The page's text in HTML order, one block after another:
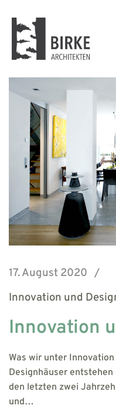
17. August 2020
Innovation und
Innovation
Was wir unter
Designhäuser entstehen
den letzten zwei
und…